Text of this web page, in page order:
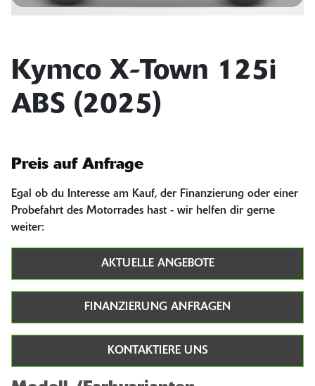
Kymco X-Town 125i
ABS (2025)
Preis auf Anfrage
Egal ob du Interesse am Kauf, der Finanzierung oder einer
Probefahrt des Motorrades hast - wir helfen dir gerne
weiter:
AKTUELLE ANGEBOTE
FINANZIERUNG ANFRAGEN
KONTAKTIERE UNS